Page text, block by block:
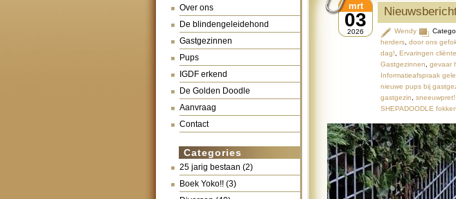
Over ons
De blindengeleidehond
Gastgezinnen
Pups
IGDF erkend
De Golden Doodle
Aanvraag
Contact
Categories
25 jarig bestaan (2)
Boek Yoko!! (3)
03
mrt
2026 Wendy
herders door ons
dag!
Ervaringen
Gastgezinnen
gevaar
Informatieafspraak
nieuwe pups bij
gastgezin
sneeuwpret!!
SHEPADOODLE